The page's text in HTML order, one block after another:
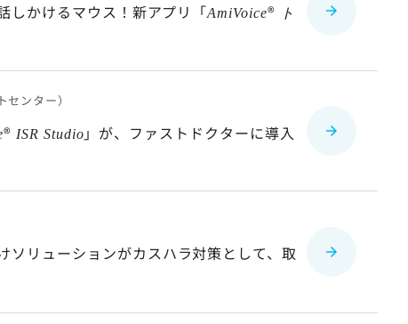
しかけるマウス！新アプリ「AmiVoice®
ト
ンター）
® ISR Studio 」が、ファストドクターに導入
ソリューションがカスハラ対策として、取